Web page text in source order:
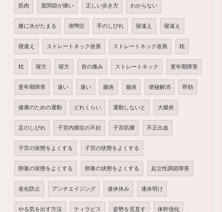
筋肉 股関節が痛い 正しい歩き方 わからない
膝に水がたまる 側彎症 手のしびれ 寝違え 寝違え
寝違え ストレートネック改善 ストレートネック改善 枕
枕 寝方 寝方 首の痛み ストレートネック 更年期障害
更年期障害 違い 違い 腸炎 腸炎 便秘解消 即効
健康のための運動 どれくらい 運動しないと 大腸炎
足のしびれ 子宮内膜症の不妊 子宮筋腫 不正出血
子宮の状態をよくする 子宮の状態をよくする
卵巣の状態をよくする 卵巣の状態をよくする 起立性調節障害
老化防止 アンチエイジング 連休休み 連休明け
やる気を出す方法 ティラピス 姿勢を見直す 体幹強化